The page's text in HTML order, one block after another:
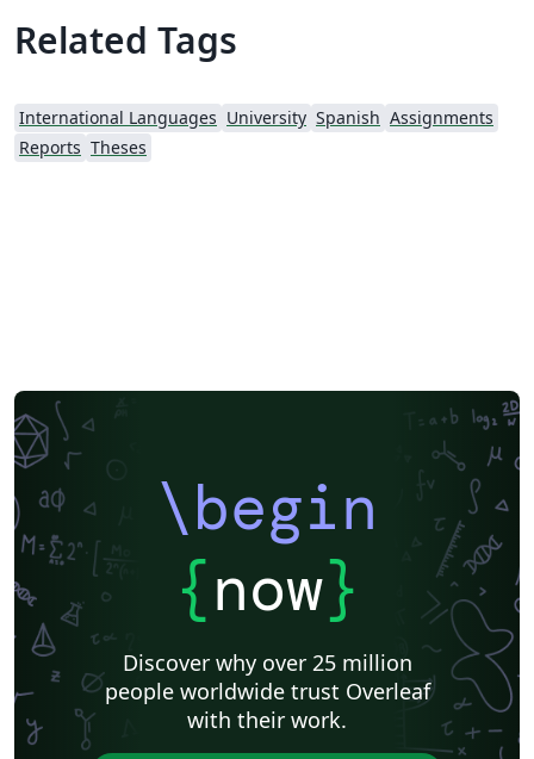
Related Tags
International Languages University Spanish Assignments
Reports Theses
\begin
{now}
Discover why over 25 million
people worldwide trust Overleaf
with their work.